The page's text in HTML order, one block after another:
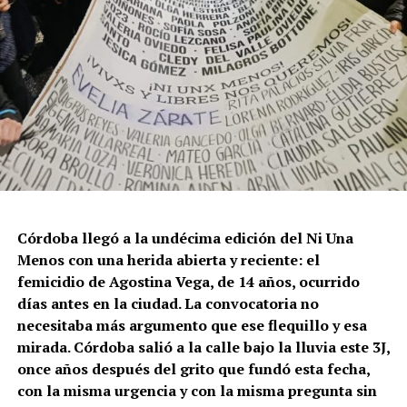
Córdoba llegó a la undécima edición del Ni Una
Menos con una herida abierta y reciente: el
femicidio de Agostina Vega, de 14 años, ocurrido
días antes en la ciudad. La convocatoria no
necesitaba más argumento que ese flequillo y esa
mirada. Córdoba salió a la calle bajo la lluvia este 3J,
once años después del grito que fundó esta fecha,
con la misma urgencia y con la misma pregunta sin